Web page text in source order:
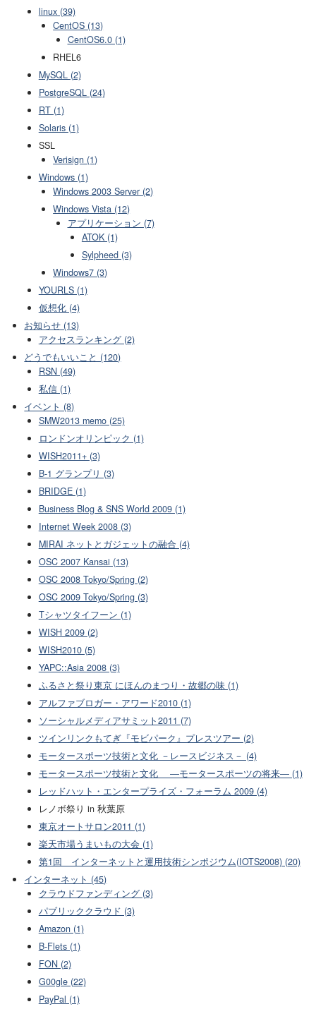
linux (39)
CentOS (13)
CentOS6.0 (1)
RHEL6
MySQL (2)
PostgreSQL (24)
RT (1)
Solaris (1)
SSL
Verisign (1)
Windows (1)
Windows 2003 Server (2)
Windows Vista (12)
アプリケーション (7)
ATOK (1)
Sylpheed (3)
Windows7 (3)
YOURLS (1)
仮想化 (4)
お知らせ (13)
アクセスランキング (2)
どうでもいいこと (120)
RSN (49)
私信 (1)
イベント (8)
SMW2013 memo (25)
ロンドンオリンピック (1)
WISH2011+ (3)
B-1 グランプリ (3)
BRIDGE (1)
Business Blog & SNS World 2009 (1)
Internet Week 2008 (3)
MIRAI ネットとガジェットの融合 (4)
OSC 2007 Kansai (13)
OSC 2008 Tokyo/Spring (2)
OSC 2009 Tokyo/Spring (3)
Tシャツタイフーン (1)
WISH 2009 (2)
WISH2010 (5)
YAPC::Asia 2008 (3)
ふるさと祭り東京 にほんのまつり・故郷の味 (1)
アルファブロガー・アワード2010 (1)
ソーシャルメディアサミット2011 (7)
ツインリンクもてぎ『モビパーク』プレスツアー (2)
モータースポーツ技術と文化 －レースビジネス－ (4)
モータースポーツ技術と文化 ―モータースポーツの将来― (1)
レッドハット・エンタープライズ・フォーラム 2009 (4)
レノボ祭り in 秋葉原
東京オートサロン2011 (1)
楽天市場うまいもの大会 (1)
第1回 インターネットと運用技術シンポジウム(IOTS2008) (20)
インターネット (45)
クラウドファンディング (3)
パブリッククラウド (3)
Amazon (1)
B-Flets (1)
FON (2)
G00gle (22)
PayPal (1)